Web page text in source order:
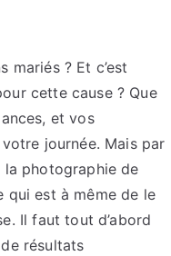
mariés ? Et c’est
cette cause ? Que
et vos
journée. Mais par
photographie de
qui est à même de le
Il faut tout d’abord
résultats